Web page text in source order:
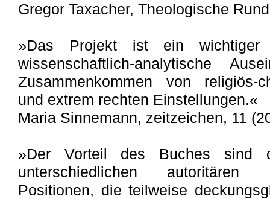
Gregor Taxacher, Theologische
»Das Projekt ist ein
wissenschaftlich-analytische
Zusammenkommen von religiös-
und extrem rechten Einstellungen.«
Maria Sinnemann, zeitzeichen, 11
»Der Vorteil des Buches sind
unterschiedlichen autoritären
Positionen, die teilweise